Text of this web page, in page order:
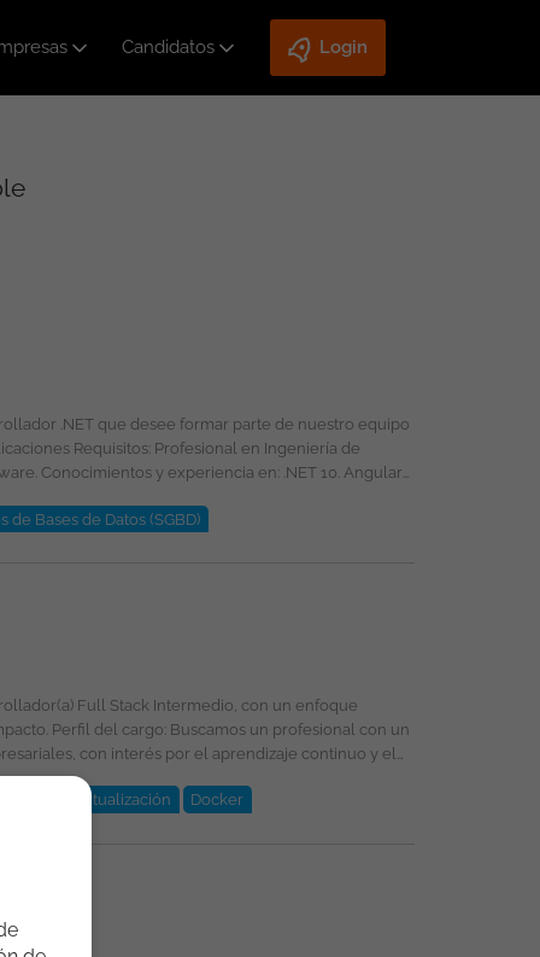
Candidatos Login
.NET que desee formar parte de nuestro equipo
de Bases de Datos (SGBD)
Full Stack Intermedio, con un enfoque
con un
con interés por el aprendizaje continuo y el
trabajo es publicada bajo la propiedad exclusiva de ticjob.co
Virtualización Docker